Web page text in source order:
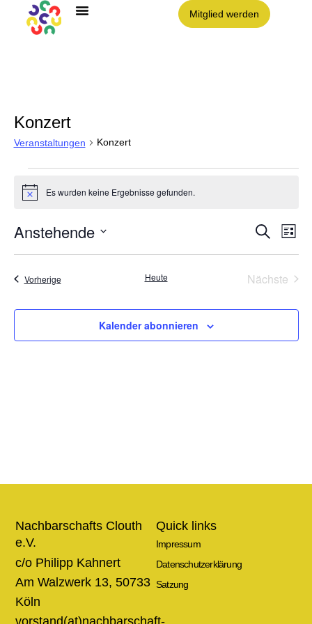
Mitglied werden
Konzert
Veranstaltungen Konzert
HinweisEs wurden keine Ergebnisse gefunden.
Suche
Liste
Anstehende
VorherigeVeranstaltungen Heute Nächste
Kalender abonnieren
Quick links
Impressum
Datenschutzerklärung
Satzung
Nachbarschafts Clouth
e.V.
c/o Philipp Kahnert
Am Walzwerk 13, 50733
Köln